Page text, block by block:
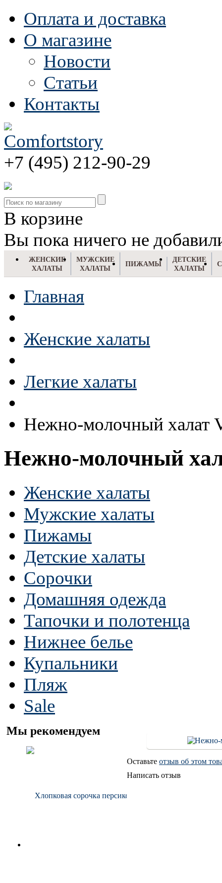
Оплата и доставка
О магазине
Новости
Статьи
Контакты
+7 (495) 212-90-29
В корзине
Вы пока ничего не
ЖЕНСКИЕ
ХАЛАТЫ
МУЖСКИЕ
ХАЛАТЫ
ПИЖАМЫ
ДЕТСКИЕ
ХАЛАТЫ
Главная
Женские халаты
Легкие халаты
Нежно-молочный халат
Нежно-молочный
Женские халаты
Мужские халаты
Пижамы
Детские халаты
Сорочки
Домашняя одежда
Тапочки и полотенца
Нижнее белье
Купальники
Пляж
Sale
Оставьте отзыв об этом
Написать отзыв
Мы рекомендуем